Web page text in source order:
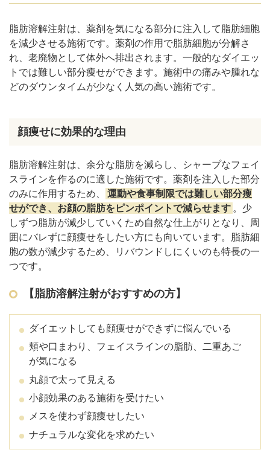
適量を注入する
施術部位の見極め
スキンケアとの併用
脂肪溶解注射の“たるみ予防”アフターケア完全
ガイド
顔の引き締めに効く生活習慣
【姿勢を意識する】
【食事のバランス】
忙しい人ほど効果を感じやすい「ながらケア」
活用術
脂肪溶解注射で失敗・後悔しないためにはクリニック
選びが重要
医師やクリニックの実績を確認する
チンセラプラス
カベリン（カベルライン）
まとめ
脂肪溶解注射は、薬剤を気になる部分に注入して脂肪細胞
を減少させる施術です。薬剤の作用で脂肪細胞が分解さ
れ、老廃物として体外へ排出されます。一般的なダイエッ
トでは難しい部分痩せができます。施術中の痛みや腫れな
どのダウンタイムが少なく人気の高い施術です。
顔痩せに効果的な理由
脂肪溶解注射は、余分な脂肪を減らし、シャープなフェイ
スラインを作るのに適した施術です。薬剤を注入した部分
のみに作用するため、
運動や食事制限では難しい部分瘦
せができ、お顔の脂肪をピンポイントで減らせます 。少
しずつ脂肪が減少していくため自然な仕上がりとなり、周
囲にバレずに顔痩せをしたい方にも向いています。脂肪細
胞の数が減少するため、リバウンドしにくいのも特長の一
つです。
【脂肪溶解注射がおすすめの方】
ダイエットしても顔痩せができずに悩んでいる
頬や口まわり、フェイスラインの脂肪、二重あご
が気になる
丸顔で太って見える
小顔効果のある施術を受けたい
メスを使わず顔痩せしたい
ナチュラルな変化を求めたい